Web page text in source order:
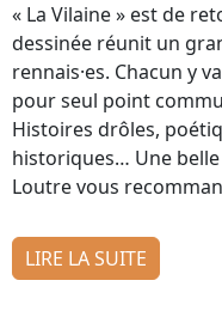
« La Vilaine » est de
dessinée réunit un
rennais·es. Chacun y
pour seul point
Histoires drôles,
historiques… Une belle
Loutre vous
LIRE LA SUITE